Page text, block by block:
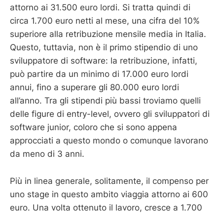
attorno ai 31.500 euro lordi. Si tratta quindi di
circa 1.700 euro netti al mese, una cifra del 10%
superiore alla retribuzione mensile media in Italia.
Questo, tuttavia, non è il primo stipendio di uno
sviluppatore di software: la retribuzione, infatti,
può partire da un minimo di 17.000 euro lordi
annui, fino a superare gli 80.000 euro lordi
all’anno. Tra gli stipendi più bassi troviamo quelli
delle figure di entry-level, ovvero gli sviluppatori di
software junior, coloro che si sono appena
approcciati a questo mondo o comunque lavorano
da meno di 3 anni.
Più in linea generale, solitamente, il compenso per
uno stage in questo ambito viaggia attorno ai 600
euro. Una volta ottenuto il lavoro, cresce a 1.700